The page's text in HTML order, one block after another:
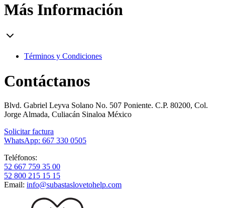
Más Información
Términos y Condiciones
Contáctanos
Blvd. Gabriel Leyva Solano No. 507 Poniente. C.P. 80200, Col.
Jorge Almada, Culiacán Sinaloa México
Solicitar factura
WhatsApp: 667 330 0505
Teléfonos:
52 667 759 35 00
52 800 215 15 15
Email: info@subastaslovetohelp.com